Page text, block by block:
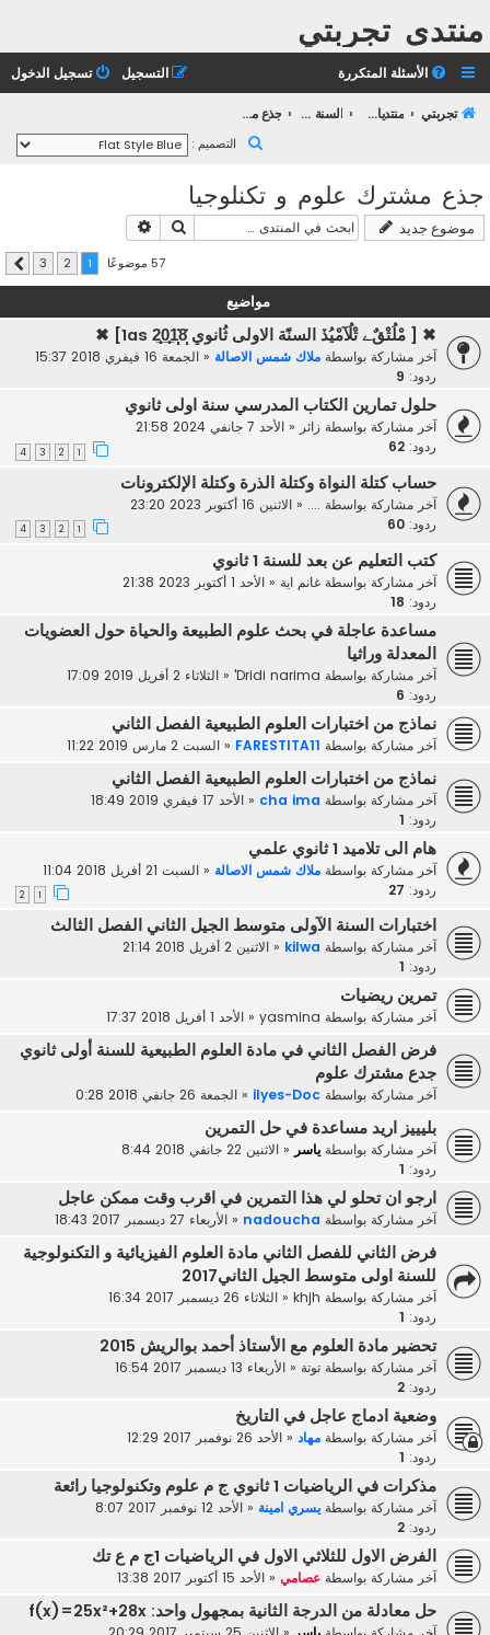
منتدى تجربتي
الأسئلة المتكررة تسجيل الدخول التسجيل
تجربتي منتديات التعليم الثانوي السنة الأولى ثانوي جذع مشترك علوم و تكنلوجيا
التصميم :
ب
ث
جذع مشترك علوم و تكنلوجيا
موضوع جديد بحث
57 موضوعًا 2
3 التالي
مواضيع
✖ [ مْلُتْقٌﮯ تْلُآمْيُڏ السنًَة الاولى ثُانوي 1as 2̲̣̣̣̥0̲̣̣̥1̣̣̝̇̇8̣̝̇] ✖
آخر مشاركة بواسطة ملاك شمس الاصالة« الجمعة 16 فيفري 2018 15:37
ردود: 9
حلول تمارين الكتاب المدرسي سنة اولى ثانوي
آخر مشاركة بواسطة زائر« الأحد 7 جانفي 2024 21:58
ردود: 62
3
4
حساب كتلة النواة وكتلة الذرة وكتلة الإلكترونات
آخر مشاركة بواسطة ....
« الاثنين 16 أكتوبر 2023 23:20
ردود: 60
3
4
كتب التعليم عن بعد للسنة 1 ثانوي
آخر مشاركة بواسطة غانم اية« الأحد 1 أكتوبر 2023 21:38
ردود: 18
مساعدة عاجلة في بحث علوم الطبيعة والحياة حول العضويات
المعدلة وراثيا
آخر مشاركة بواسطة Dridi narima'
« الثلاثاء 2 أفريل 2019 17:09
ردود: 6
نماذج من اختبارات العلوم الطبيعية الفصل الثاني
آخر مشاركة بواسطة FARESTITA11
« السبت 2 مارس 2019 11:22
نماذج من اختبارات العلوم الطبيعية الفصل الثاني
آخر مشاركة بواسطة cha ima
« الأحد 17 فيفري 2019 18:49
ردود:
هام الى تلاميد 1 ثانوي علمي
آخر مشاركة بواسطة ملاك شمس الاصالة« السبت 21 أفريل 2018 11:04
ردود: 27
اختبارات السنة الآولى متوسط الجيل الثاني الفصل الثالث
آخر مشاركة بواسطة kilwa
« الاثنين 2 أفريل 2018 21:14
ردود:
تمرين ريضيات
آخر مشاركة بواسطة yasmina
« الأحد 1 أفريل 2018 17:37
فرض الفصل الثاني في مادة العلوم الطبيعية للسنة أولى ثانوي
جدع مشترك علوم
آخر مشاركة بواسطة ilyes-Doc
« الجمعة 26 جانفي 2018 0:28
بليييز اريد مساعدة في حل التمرين
آخر مشاركة بواسطة ياسر« الاثنين 22 جانفي 2018 8:44
ردود:
ارجو ان تحلو لي هذا التمرين في اقرب وقت ممكن عاجل
آخر مشاركة بواسطة nadoucha
« الأربعاء 27 ديسمبر 2017 18:43
فرض الثاني للفصل الثاني مادة العلوم الفيزيائية و التكنولوجية
للسنة اولى متوسط الجيل الثاني2017
آخر مشاركة بواسطة khjh
« الثلاثاء 26 ديسمبر 2017 16:34
ردود:
تحضير مادة العلوم مع الأستاذ أحمد بوالريش 2015
آخر مشاركة بواسطة توتة« الأربعاء 13 ديسمبر 2017 16:54
ردود: 2
وضعية ادماج عاجل في التاريخ
آخر مشاركة بواسطة مهاد« الأحد 26 نوفمبر 2017 12:29
ردود:
مذكرات في الرياضيات 1 ثانوي ج م علوم وتكنولوجيا رائعة
آخر مشاركة بواسطة يسري امينة« الأحد 12 نوفمبر 2017 8:07
ردود: 2
الفرض الاول للثلاثي الاول في الرياضيات 1ج م ع تك
آخر مشاركة بواسطة عصامي« الأحد 15 أكتوبر 2017 13:38
حل معادلة من الدرجة الثانية بمجهول واحد: f(x)=25x²+28x